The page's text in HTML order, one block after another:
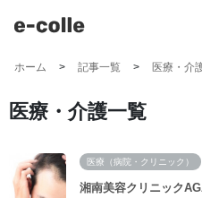
ホーム 記事一覧 医療・介
医療・介護一覧
医療（病院・クリニック）
湘南美容クリニック